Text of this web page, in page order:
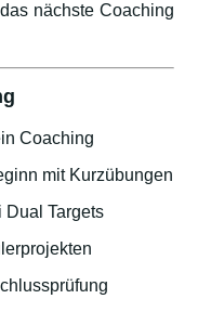
nächste Coaching
Coaching
mit Kurzübungen
Dual Targets